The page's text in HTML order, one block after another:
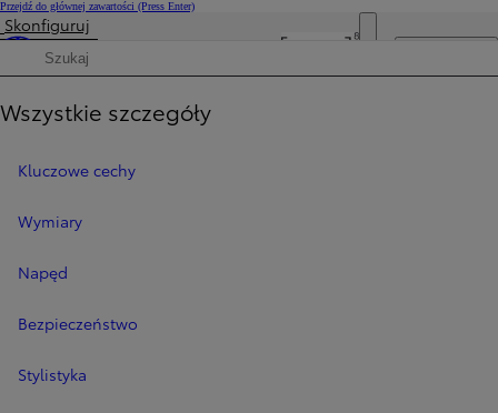
Przejdź do głównej zawartości (Press Enter)
Cena została zaktualizowana Cena Twojej konfiguracji została zmieniona na 449 900 zł.
Skonfiguruj
Wyszukaj dane techniczne
Wszystkie szczegóły
Kluczowe cechy
Wymiary
Napęd
Bezpieczeństwo
Stylistyka